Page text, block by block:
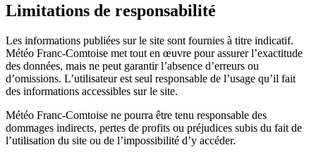
Limitations de responsabilité
Les informations publiées sur le site sont fournies à titre indicatif.
Météo Franc-Comtoise met tout en œuvre pour assurer l’exactitude
des données, mais ne peut garantir l’absence d’erreurs ou
d’omissions. L’utilisateur est seul responsable de l’usage qu’il fait
des informations accessibles sur le site.
Météo Franc-Comtoise ne pourra être tenu responsable des
dommages indirects, pertes de profits ou préjudices subis du fait de
l’utilisation du site ou de l’impossibilité d’y accéder.